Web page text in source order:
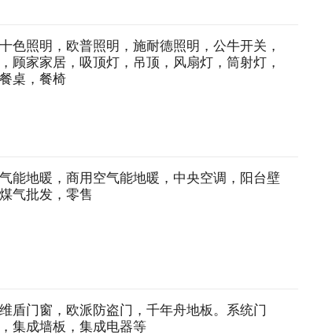
色照明，欧普照明，施耐德照明，公牛开关，
顾家家居，吸顶灯，吊顶，风扇灯，筒射灯，
桌，餐椅
能地暖，商用空气能地暖，中央空调，阳台壁
气批发，零售
盾门窗，欧派防盗门，千年舟地板。系统门
集成墙板，集成电器等